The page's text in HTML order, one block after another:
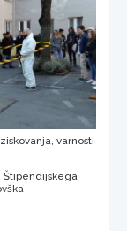
varnosti